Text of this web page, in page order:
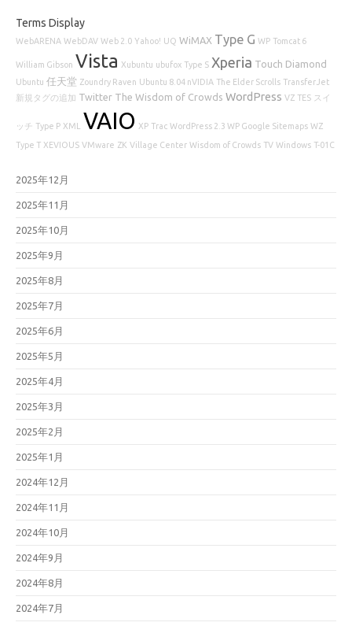
Terms Display
WebARENA WebDAV Web 2.0 Yahoo! UQ WiMAX Type G WP Tomcat 6
William Gibson Vista Xubuntu ubufox Type S Xperia Touch Diamond
Ubuntu 任天堂 Zoundry Raven Ubuntu 8.04 nVIDIA The Elder Scrolls TransferJet
新規タグの追加 Twitter The Wisdom of Crowds WordPress VZ TES スイ
ッチ Type P XML VAIO XP Trac WordPress 2.3 WP Google Sitemaps WZ
Type T XEVIOUS VMware ZK Village Center Wisdom of Crowds TV Windows T-01C
2025年12月
2025年11月
2025年10月
2025年9月
2025年8月
2025年7月
2025年6月
2025年5月
2025年4月
2025年3月
2025年2月
2025年1月
2024年12月
2024年11月
2024年10月
2024年9月
2024年8月
2024年7月